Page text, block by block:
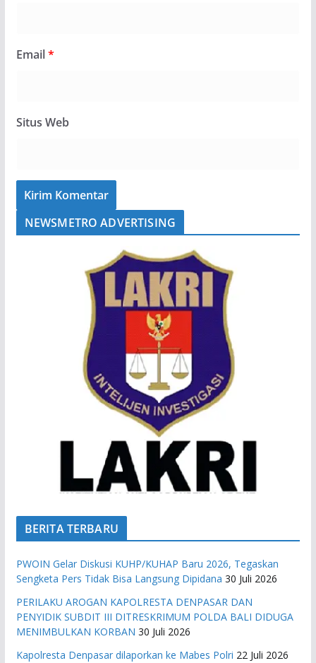
Email*
Situs Web
NEWSMETRO ADVERTISING
BERITA TERBARU
PWOIN Gelar Diskusi KUHP/KUHAP Baru 2026, Tegaskan
Sengketa Pers Tidak Bisa Langsung Dipidana 30 Juli 2026
PERILAKU AROGAN KAPOLRESTA DENPASAR DAN
PENYIDIK SUBDIT III DITRESKRIMUM POLDA BALI DIDUGA
MENIMBULKAN KORBAN 30 Juli 2026
Kapolresta Denpasar dilaporkan ke Mabes Polri 22 Juli 2026